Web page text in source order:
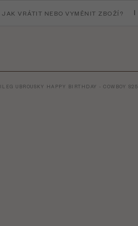
JAK VRÁTIT NEBO VYMĚNIT ZBOŽÍ?
UBROUSKY HAPPY BIRTHDAY - COWBOY S25